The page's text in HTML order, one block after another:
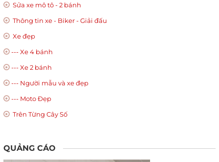
Sửa xe mô tô - 2 bánh
Thông tin xe - Biker - Giải đấu
Xe đẹp
--- Xe 4 bánh
--- Xe 2 bánh
--- Người mẫu và xe đẹp
--- Moto Đẹp
Trên Từng Cây Số
QUẢNG CÁO